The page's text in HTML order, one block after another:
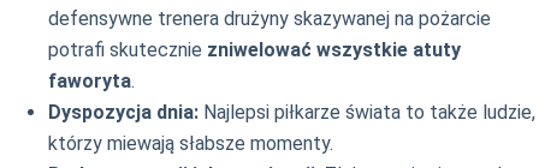
defensywne trenera drużyny skazywanej na pożarcie
potrafi skutecznie zniwelować wszystkie atuty
faworyta.
Dyspozycja dnia: Najlepsi piłkarze świata to także ludzie,
którzy miewają słabsze momenty.